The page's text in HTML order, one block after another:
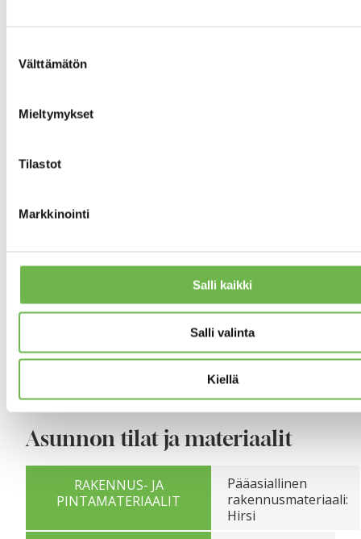
valinta
Välttämätön
Mieltymykset
Tilastot
Markkinointi
Salli kaikki
Salli valinta
Kiellä
LÄMMITYSJÄRJESTELMÄ
Kunnan
vesijohto
Kunnan
Valokuitu
Asunnon tilat ja materiaalit
RAKENNUS- JA
PINTAMATERIAALIT
Pääasiallinen
rakennusmateriaali:
Hirsi